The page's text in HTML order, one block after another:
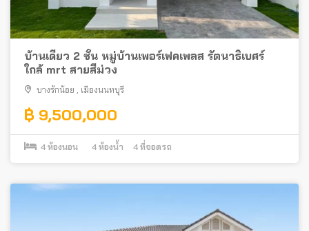
บ้านเดี่ยว 2 ชั้น หมู่บ้านเพอร์เฟคเพลส รัตนาธิเบศร์
ใกล้ mrt สายสีม่วง
บางรักน้อย เมืองนนทบุรี
฿ 9,500,000
4 ห้องนอน 4 ห้องน้ำ 4 ที่จอดรถ